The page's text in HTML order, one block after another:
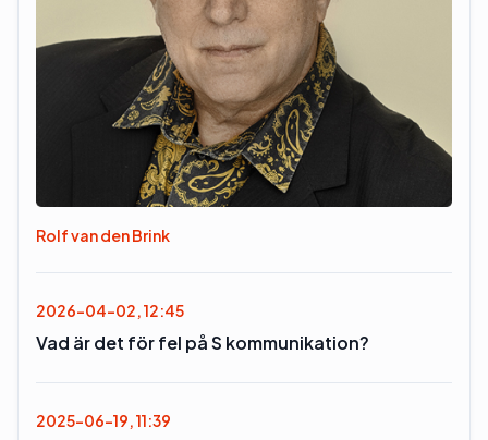
Rolf van den Brink
2026-04-02, 12:45
Vad är det för fel på S kommunikation?
2025-06-19, 11:39